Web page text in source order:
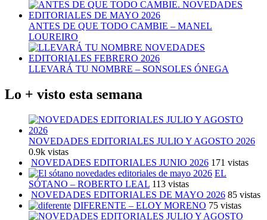
ANTES DE QUE TODO CAMBIE – MANEL
LOUREIRO
LLEVARÁ TU NOMBRE – SONSOLES ÓNEGA
Lo + visto esta semana
NOVEDADES EDITORIALES JULIO Y AGOSTO 2026
0.9k vistas
NOVEDADES EDITORIALES JUNIO 2026 171 vistas
EL
SÓTANO – ROBERTO LEAL 113 vistas
NOVEDADES EDITORIALES DE MAYO 2026 85 vistas
DIFERENTE – ELOY MORENO 75 vistas